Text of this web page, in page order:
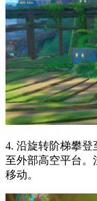
4. 沿旋转阶梯攀
至外部高空平台。
移动。